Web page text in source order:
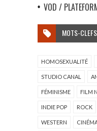
VOD /
MOTS-CLEFS
HOMOSEXUALITÉ
STUDIO CANAL
FÉMINISME FILM
INDIE POP ROCK
WESTERN